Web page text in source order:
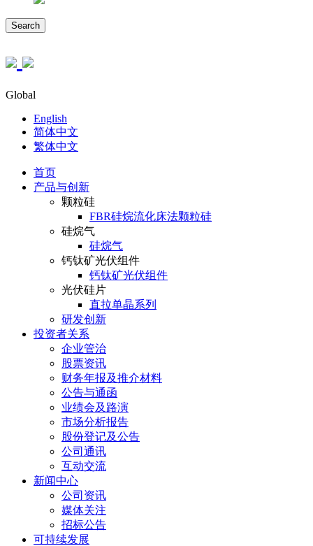
Search
Global
English
简体中文
繁体中文
首页
产品与创新
颗粒硅
FBR硅烷流化床法颗粒硅
硅烷气
硅烷气
钙钛矿光伏组件
钙钛矿光伏组件
光伏硅片
直拉单晶系列
研发创新
投资者关系
企业管治
股票资讯
财务年报及推介材料
公告与通函
业绩会及路演
市场分析报告
股份登记及公告
公司通讯
互动交流
新闻中心
公司资讯
媒体关注
招标公告
可持续发展